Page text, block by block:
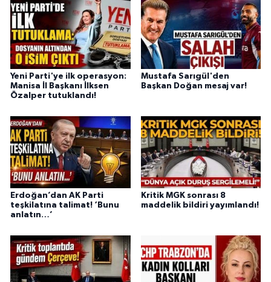
Yeni Parti'ye ilk operasyon:
Manisa İl Başkanı İlksen
Özalper tutuklandı!
Mustafa Sarıgül'den
Başkan Doğan mesaj var!
Erdoğan’dan AK Parti
teşkilatına talimat! ‘Bunu
anlatın…’
Kritik MGK sonrası 8
maddelik bildiri yayımlandı!